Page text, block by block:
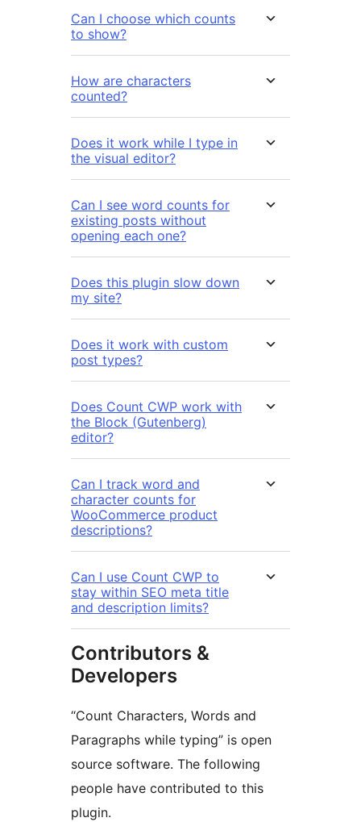
Can I choose which counts
to show?
How are characters
counted?
Does it work while I type in
the visual editor?
Can I see word counts for
existing posts without
opening each one?
Does this plugin slow down
my site?
Does it work with custom
post types?
Does Count CWP work with
the Block (Gutenberg)
editor?
Can I track word and
character counts for
WooCommerce product
descriptions?
Can I use Count CWP to
stay within SEO meta title
and description limits?
Contributors &
Developers
“Count Characters, Words and
Paragraphs while typing” is open
source software. The following
people have contributed to this
plugin.